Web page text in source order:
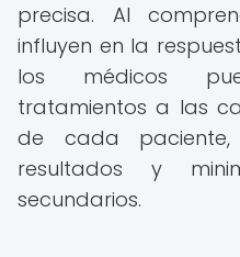
precisa. Al
influyen en la
los médicos
tratamientos a las
de cada
resultados y
secundarios.